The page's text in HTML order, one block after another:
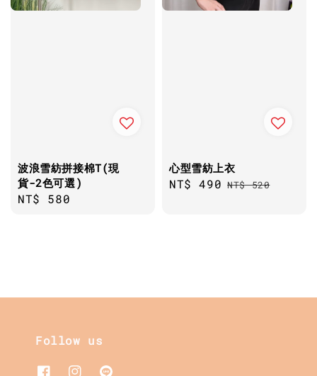
波浪雪紡拼接棉T(現
貨-2色可選)
Regular
NT$ 580
心型雪紡上衣
Sale
NT$ 490 Regular
NT$ 520
Follow us